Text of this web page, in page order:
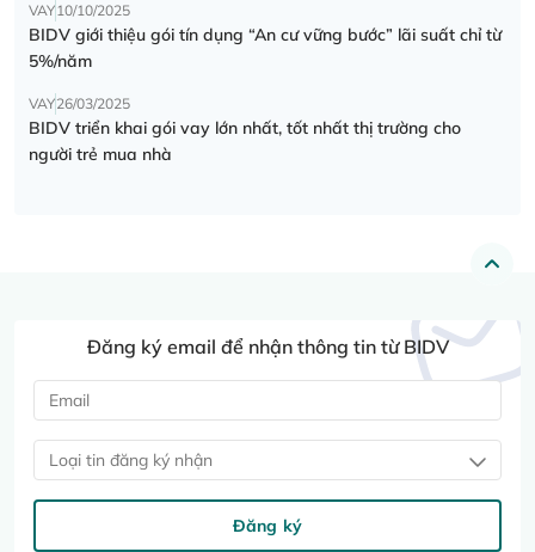
VAY10/10/2025
BIDV giới thiệu gói tín dụng “An cư vững bước” lãi suất chỉ từ
5%/năm
VAY26/03/2025
BIDV triển khai gói vay lớn nhất, tốt nhất thị trường cho
người trẻ mua nhà
Đăng ký email để nhận thông tin từ BIDV
Loại tin đăng ký nhận
Đăng ký